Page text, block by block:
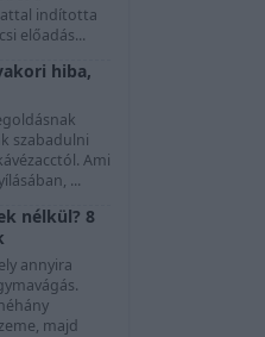
indította
előadás...
hiba,
szabadulni
Ami
...
nélkül? 8
annyira
majd